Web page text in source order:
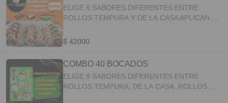
ELIGE 6 SABORES DIFERENTES ENTRE
ROLLOS TEMPURA Y DE LA CASA APLICAN 2
$ 42000
COMBO 40 BOCADOS
ELIGE 8 SABORES DIFERENTES ENTRE
ROLLOS TEMPURA, DE LA CASA ,ROLLOS